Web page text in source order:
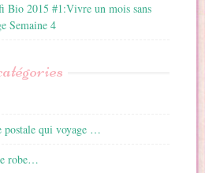
Bio 2015 #1:Vivre un mois sans
Semaine 4
postale qui voyage …
robe…